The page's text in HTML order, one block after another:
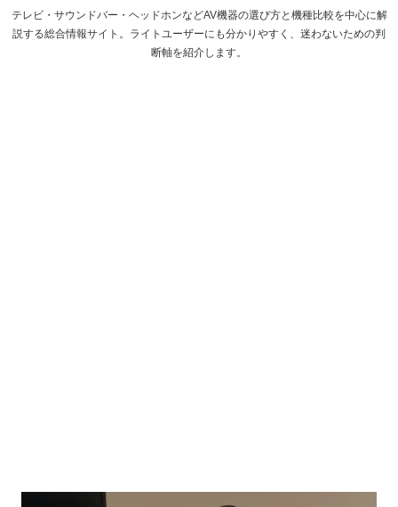
テレビ・サウンドバー・ヘッドホンなどAV機器の選び方と機種比較を中心に解
説する総合情報サイト。ライトユーザーにも分かりやすく、迷わないための判
断軸を紹介します。